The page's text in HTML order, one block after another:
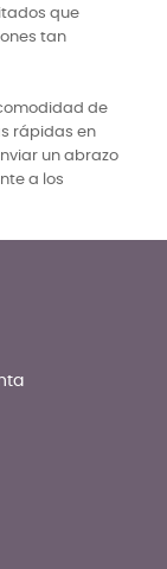
que
tan
de
rápidas en
un abrazo
a los